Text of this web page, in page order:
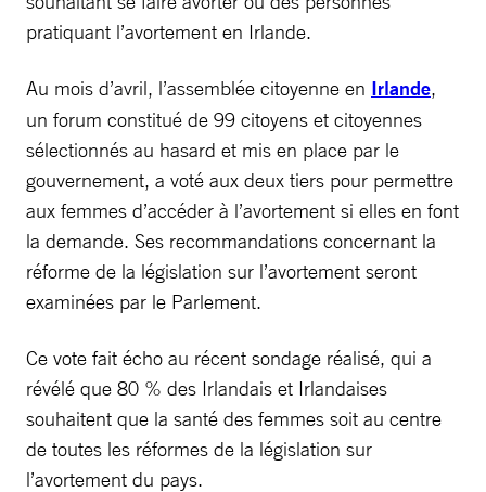
pratiquant l’avortement en Irlande.
Au mois d’avril, l’assemblée citoyenne en Irlande,
un forum constitué de 99 citoyens et citoyennes
sélectionnés au hasard et mis en place par le
gouvernement, a voté aux deux tiers pour permettre
aux femmes d’accéder à l’avortement si elles en font
la demande. Ses recommandations concernant la
réforme de la législation sur l’avortement seront
examinées par le Parlement.
Ce vote fait écho au récent sondage réalisé, qui a
révélé que 80 % des Irlandais et Irlandaises
souhaitent que la santé des femmes soit au centre
de toutes les réformes de la législation sur
l’avortement du pays.